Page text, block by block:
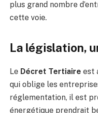
plus grand nombre
cette voie.
La législation,
Le Décret Tertiaire est
qui oblige les
réglementation, il est
énergétique prendrait